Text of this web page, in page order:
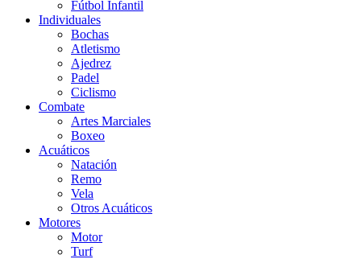
Fútbol Infantil
Individuales
Bochas
Atletismo
Ajedrez
Padel
Ciclismo
Combate
Artes Marciales
Boxeo
Acuáticos
Natación
Remo
Vela
Otros Acuáticos
Motores
Motor
Turf